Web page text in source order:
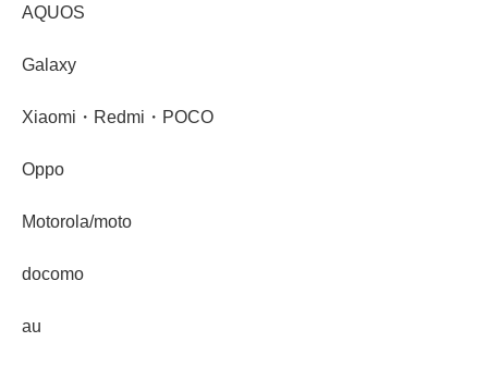
AQUOS
Galaxy
Xiaomi・Redmi・POCO
Oppo
Motorola/moto
docomo
au